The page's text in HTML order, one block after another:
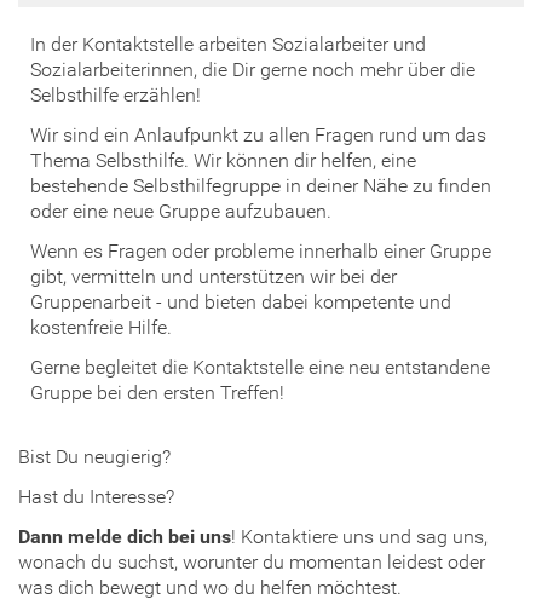
In der Kontaktstelle arbeiten Sozialarbeiter und
Sozialarbeiterinnen, die Dir gerne noch mehr über die
Selbsthilfe erzählen!
Wir sind ein Anlaufpunkt zu allen Fragen rund um das
Thema Selbsthilfe. Wir können dir helfen, eine
bestehende Selbsthilfegruppe in deiner Nähe zu finden
oder eine neue Gruppe aufzubauen.
Wenn es Fragen oder probleme innerhalb einer Gruppe
gibt, vermitteln und unterstützen wir bei der
Gruppenarbeit - und bieten dabei kompetente und
kostenfreie Hilfe.
Gerne begleitet die Kontaktstelle eine neu entstandene
Gruppe bei den ersten Treffen!
Bist Du neugierig?
Hast du Interesse?
Dann melde dich bei uns! Kontaktiere uns und sag uns,
wonach du suchst, worunter du momentan leidest oder
was dich bewegt und wo du helfen möchtest.